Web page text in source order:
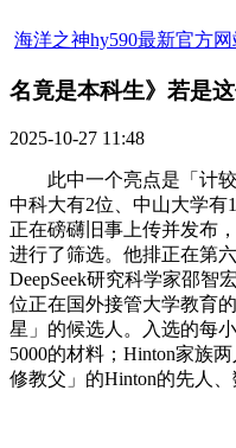
海洋之神hy590最新官方
名竟是本科生》若是
2025-10-27 11:48
此中一个亮点是「计较
中科大有2位、中山大学有
正在磅礴旧事上传并发布
进行了筛选。他排正在第
DeepSeek研究科学家邵智
位正在国外接管大学教育
星」的候选人。入选的每
5000的材料；Hinton家族
修教父」的Hinton的先人